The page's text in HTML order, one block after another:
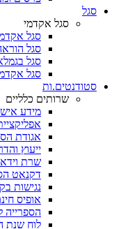
סגל
סגל אקדמי
סגל
סגל
סגל
סגל
סטודנטים.ות
שרותים כלליים
מידע
אגודת
ייעוץ
שרת
דקנאט
נגישות
אופיס
הספרייה
לוח שנת